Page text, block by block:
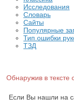
Исследования
Словарь
Сайты
Популярные
Тип.ошибки
ТЗД
Обнаружив в тексте
Если Вы нашли на